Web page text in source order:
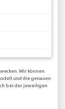
Wir können
und die genauen
bei der jeweiligen